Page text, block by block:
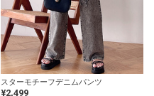
スターモチーフデニムパンツ
¥2,499